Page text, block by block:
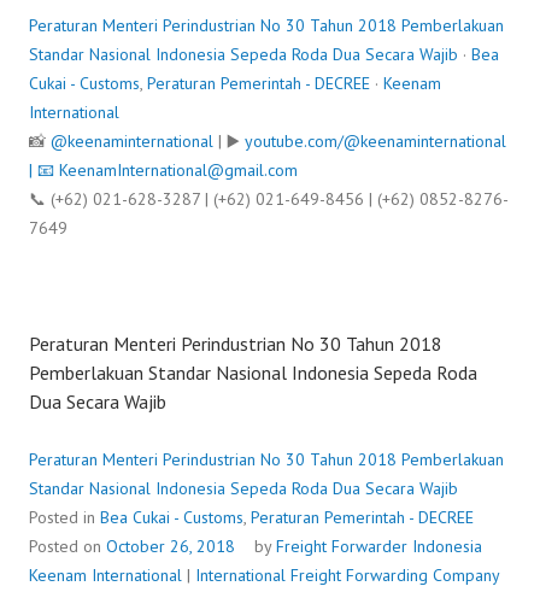
Peraturan Menteri Perindustrian No 30 Tahun 2018 Pemberlakuan
Standar Nasional Indonesia Sepeda Roda Dua Secara Wajib · Bea
Cukai - Customs, Peraturan Pemerintah - DECREE · Keenam
International
📸 @keenaminternational | ▶️ youtube.com/@keenaminternational
| 📧 KeenamInternational@gmail.com
📞 (+62) 021-628-3287 | (+62) 021-649-8456 | (+62) 0852-8276-
7649
Peraturan Menteri Perindustrian No 30 Tahun 2018
Pemberlakuan Standar Nasional Indonesia Sepeda Roda
Dua Secara Wajib
Peraturan Menteri Perindustrian No 30 Tahun 2018 Pemberlakuan
Standar Nasional Indonesia Sepeda Roda Dua Secara Wajib
Posted in Bea Cukai - Customs, Peraturan Pemerintah - DECREE
Posted on October 26, 2018 byFreight Forwarder Indonesia
Keenam International | International Freight Forwarding Company